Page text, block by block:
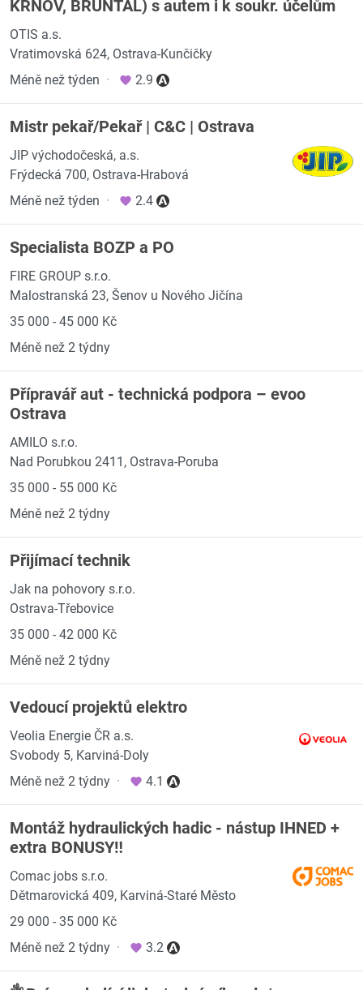
KRNOV, BRUNTÁL) s autem i k soukr. účelům
OTIS a.s.
Vratimovská 624, Ostrava-Kunčičky
Méně než týden · 2.9
Mistr pekař/Pekař | C&C | Ostrava
JIP východočeská, a.s.
Frýdecká 700, Ostrava-Hrabová
Méně než týden · 2.4
Specialista BOZP a PO
FIRE GROUP s.r.o.
Malostranská 23, Šenov u Nového Jičína
35 000 - 45 000 Kč
Méně než 2 týdny
Přípravář aut - technická podpora – evoo
Ostrava
AMILO s.r.o.
Nad Porubkou 2411, Ostrava-Poruba
35 000 - 55 000 Kč
Méně než 2 týdny
Přijímací technik
Jak na pohovory s.r.o.
Ostrava-Třebovice
35 000 - 42 000 Kč
Méně než 2 týdny
Vedoucí projektů elektro
Veolia Energie ČR a.s.
Svobody 5, Karviná-Doly
Méně než 2 týdny · 4.1
Montáž hydraulických hadic - nástup IHNED +
extra BONUSY‼️
Comac jobs s.r.o.
Dětmarovická 409, Karviná-Staré Město
29 000 - 35 000 Kč
Méně než 2 týdny · 3.2